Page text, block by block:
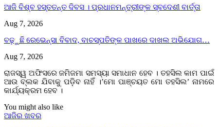
ଆଜି ବିଶ୍ବ ହସ୍ତତନ୍ତ ଦିବସ । ପ୍ରଧାନମନ୍ତ୍ରୀଙ୍କ ସ୍ବଦେଶୀ ବାର୍ତ୍ତା
Aug 7, 2026
ବଢ଼ୁଛି ରେଭେନ୍ସା ବିବାଦ, ବାଚସ୍ପତିଙ୍କ ପାଖରେ ଦାଖଲ ଅଭିଯୋଗ…
Aug 7, 2026
ରାଜସ୍ୱ ଅଫିସରେ ଜମିଜମା ସମସ୍ୟା ସମାଧାନ ହେବ । ତହସିଲ କାମ ପାଇଁ
ଆଉ ବ୍ଲକ ଯିବାକୁ ପଡ଼ିବ ନାହିଁ ।’ମୋ ପାଞ୍ଚୟତ ମୋ ତହସିଲ’ ନାମରେ
କାର୍ଯ୍ୟକ୍ରମ ହେବ ।
You might also like
ଆଜିର ଖବର